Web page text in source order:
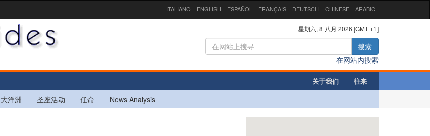
ITALIANO ENGLISH ESPAÑOL FRANÇAIS DEUTSCH CHINESE ARABIC
星期六, 8 八月 2026 [GMT +1]
搜索
在网站内搜索
关于我们 往来
大洋洲 圣座活动 任命 News Analysis